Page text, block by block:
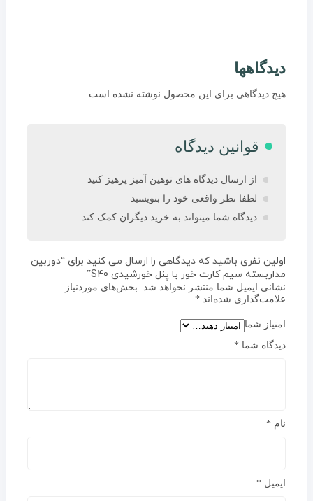
دیدگاهها
هیچ دیدگاهی برای این محصول نوشته نشده است.
قوانین دیدگاه
از ارسال دیدگاه های توهین آمیز پرهیز کنید
لطفا نظر واقعی خود را بنویسید
دیدگاه شما میتواند به خرید دیگران کمک کند
اولین نفری باشید که دیدگاهی را ارسال می کنید برای “دوربین
مداربسته سیم کارت خور با پنل خورشیدی S40”
نشانی ایمیل شما منتشر نخواهد شد.
بخش‌های موردنیاز
علامت‌گذاری شده‌اند *
امتیاز شما
دیدگاه شما *
نام *
ایمیل *